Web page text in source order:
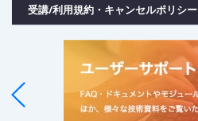
受講/利用規約・キャンセルポリシー